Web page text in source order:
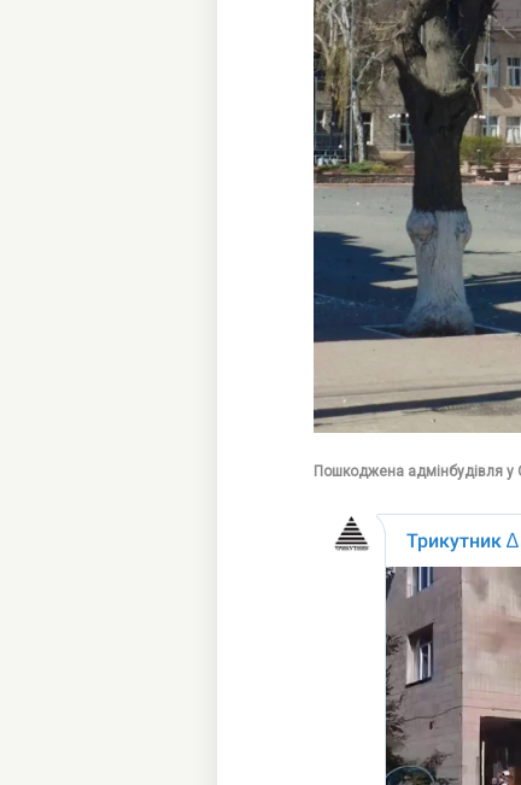
Пошкоджена адмінбудівля у